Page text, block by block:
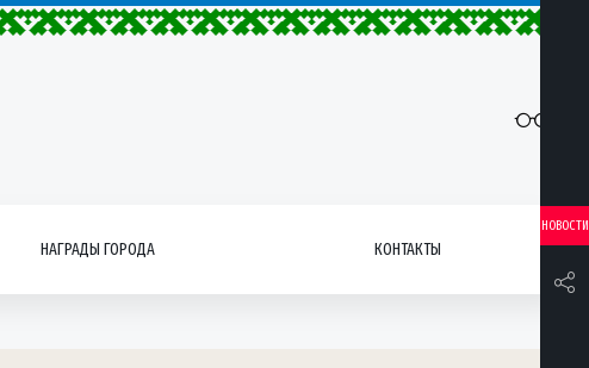
НАГРАДЫ ГОРОДА КОНТАКТЫ
НОВОСТИ